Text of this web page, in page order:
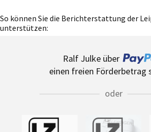
So können Sie die Berichterstattung der
unterstützen:
Ralf Julke über
einen freien Förderbetrag
oder